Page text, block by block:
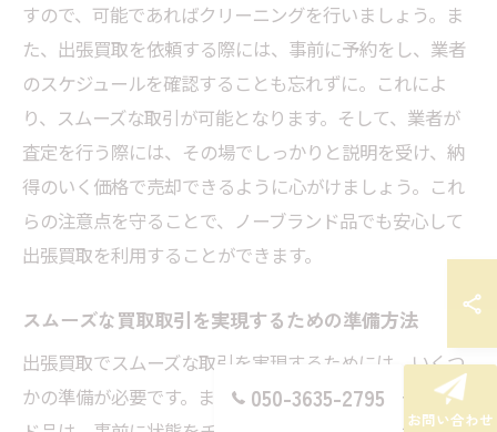
すので、可能であればクリーニングを行いましょう。ま
た、出張買取を依頼する際には、事前に予約をし、業者
のスケジュールを確認することも忘れずに。これによ
り、スムーズな取引が可能となります。そして、業者が
査定を行う際には、その場でしっかりと説明を受け、納
得のいく価格で売却できるように心がけましょう。これ
らの注意点を守ることで、ノーブランド品でも安心して
出張買取を利用することができます。
スムーズな買取取引を実現するための準備方法
出張買取でスムーズな取引を実現するためには、いくつ
かの準備が必要です。まず、査定を希望するノーブラン
050-3635-2795
お問い合わせ